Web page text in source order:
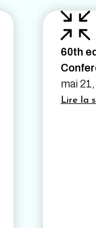
60th
mai
Lire la